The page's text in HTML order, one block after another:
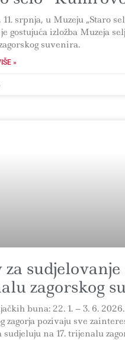
11. srpnja, u Muzeju „Staro
gostujuća izložba Muzeja
suvenira.
»
za sudjelovanje
zagorskog
buna: 22. 1. – 3. 6.
zagorja pozivaju sve
na 17. trijenalu